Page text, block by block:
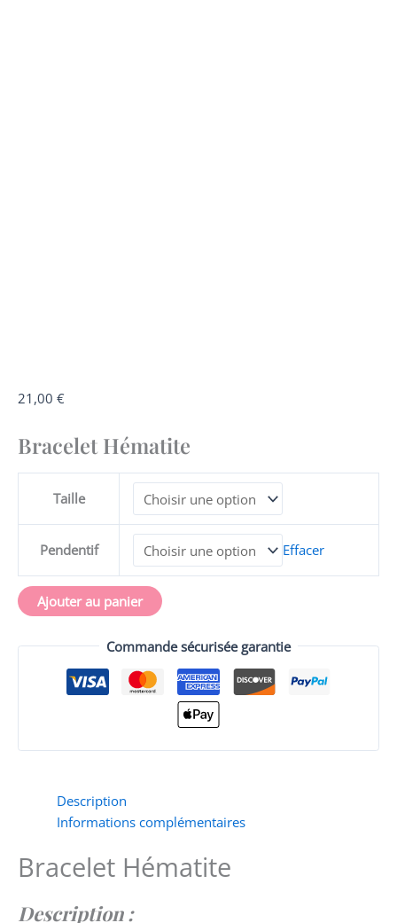
21,00 €
Bracelet Hématite
Taille
Pendentif Effacer
quantité
Bracelet
Ajouter au panier
Commande sécurisée garantie
Description
Informations complémentaires
Bracelet Hématite
Description :